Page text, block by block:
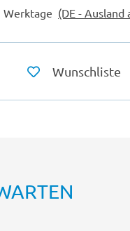
Werktage (DE - Ausland
Wunschliste